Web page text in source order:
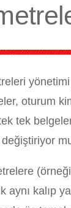
oturum
tek
aynı kalıp